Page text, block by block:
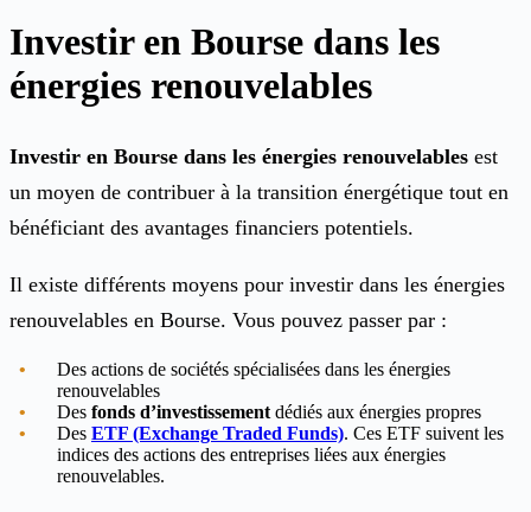
Investir en Bourse dans les
énergies renouvelables
Investir en Bourse dans les énergies renouvelables est
un moyen de contribuer à la transition énergétique tout en
bénéficiant des avantages financiers potentiels.
Il existe différents moyens pour investir dans les énergies
renouvelables en Bourse. Vous pouvez passer par :
Des actions de sociétés spécialisées dans les énergies
renouvelables
Des fonds d’investissement dédiés aux énergies propres
Des ETF (Exchange Traded Funds). Ces ETF suivent les
indices des actions des entreprises liées aux énergies
renouvelables.